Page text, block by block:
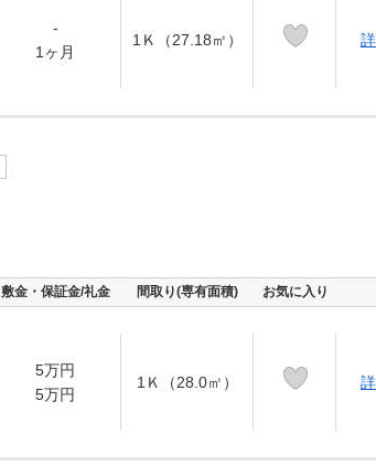
-
1ヶ月
1Ｋ（27.18㎡）
敷金・保証金/礼金 間取り(専有面積) お気に入り
5万円
5万円
1Ｋ（28.0㎡）